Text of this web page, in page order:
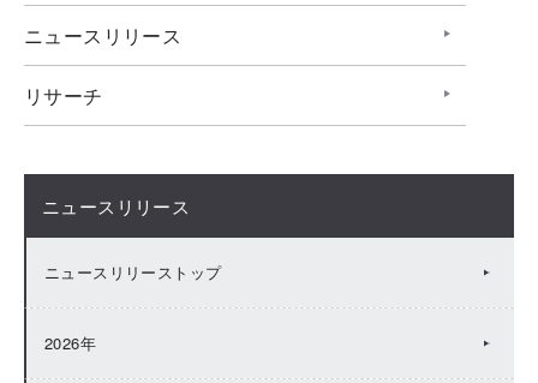
ニュースリリース
リサーチ
ニュースリリース
ニュースリリーストップ
2026年